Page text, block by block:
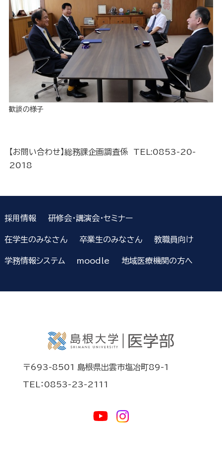
歓談の様子
【お問い合わせ】総務課企画調査係 TEL:0853-20-
2018
採用情報 研修会・講演会・セミナー
在学生のみなさん 卒業生のみなさん 教職員向け
学務情報システム moodle 地域医療機関の方へ
〒693-8501 島根県出雲市塩冶町89-1
TEL：0853-23-2111